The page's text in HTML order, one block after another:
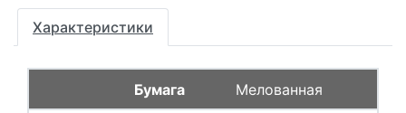
Характеристики
Мелованная